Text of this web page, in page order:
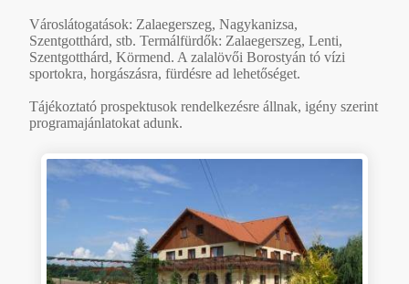
Városlátogatások: Zalaegerszeg, Nagykanizsa,
Szentgotthárd, stb. Termálfürdők: Zalaegerszeg, Lenti,
Szentgotthárd, Körmend. A zalalövői Borostyán tó vízi
sportokra, horgászásra, fürdésre ad lehetőséget.
Tájékoztató prospektusok rendelkezésre állnak, igény szerint
programajánlatokat adunk.